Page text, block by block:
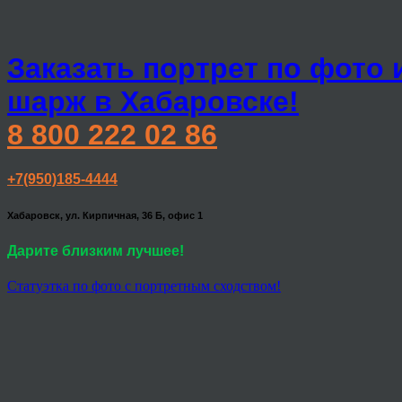
Заказать портрет по фото
шарж в Хабаровске!
8 800 222 02 86
+7(950)185-4444
Хабаровск, ул. Кирпичная, 36 Б, офис 1
Дарите близким лучшее!
Статуэтка по фото с портретным сходством!